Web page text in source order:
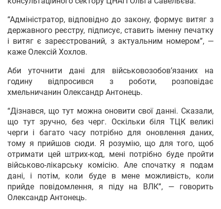
“Адміністратор, відповідно до закону, формує витяг з
державного реєстру, підписує, ставить іменну печатку
і витяг є зареєстрований, з актуальним номером”, —
каже Олексій Хохлов.
Аби уточнити дані для військовозобов’язаних на
годину відпросився з роботи, розповідає
хмельничанин Олександр Антонець.
“Дізнався, що тут можна оновити свої данні. Сказали,
що тут зручно, без черг. Оскільки біля ТЦК великі
черги і багато часу потрібно для оновлення даних,
тому я прийшов сюди. Я розумію, що для того, щоб
отримати цей штрих-код, мені потрібно буде пройти
військово-лікарську комісію. Але спочатку я подам
дані, і потім, коли буде в мене можливість, коли
прийде повідомлення, я піду на ВЛК”, — говорить
Олександр Антонець.